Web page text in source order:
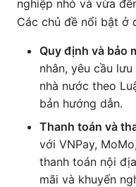
nghiệp nhỏ và vừa
Các chủ đề nổi bật ở
Quy định và bảo
nhân, yêu cầu
nhà nước theo
bản hướng dẫn.
Thanh toán và
với VNPay,
thanh toán nội
mãi và khuyến